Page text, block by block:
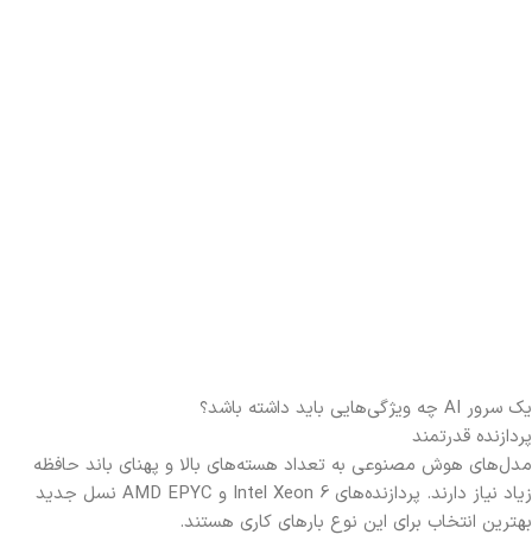
یک سرور AI چه ویژگی‌هایی باید داشته باشد؟
پردازنده قدرتمند
مدل‌های هوش مصنوعی به تعداد هسته‌های بالا و پهنای باند حافظه
زیاد نیاز دارند. پردازنده‌های Intel Xeon 6 و AMD EPYC نسل جدید
بهترین انتخاب برای این نوع بارهای کاری هستند.